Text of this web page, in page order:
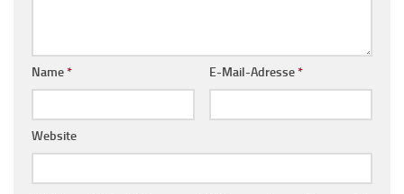
Name* E-Mail-Adresse*
Website